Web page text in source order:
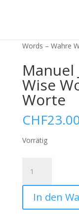
Words – Wahre
Manuel
Wise
Worte
CHF
Vorrätig
Jorge
de
Oliveira:
Wise
In den